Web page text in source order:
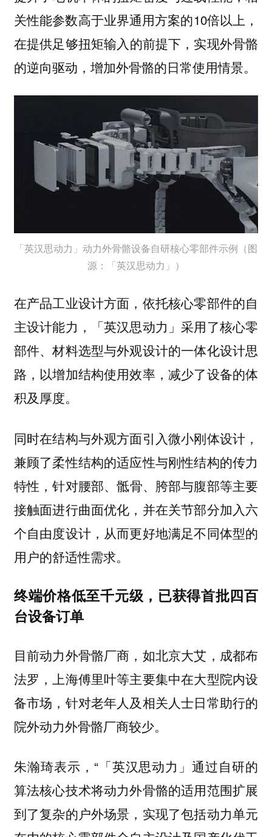
关性能参数高于业界通用方案的10倍以上，
在提供足够扭矩输入的前提下，实现外骨骼
的逆向驱动，增加外骨骼的日常使用情景。
「英汉思动力」动力外骨骼设备自研核心零部件示例（图
源：「英汉思动力」）
在产品工业设计方面，依托核心零部件的自
主设计能力，「英汉思动力」采用了核心零
部件、材料选型与外观设计的一体化设计思
路，以增加结构使用效率，减少了设备的体
积及厚度。
同时在结构与外观方面引入微小刚体设计，
兼顾了柔性结构的适应性与刚性结构的传力
特性，针对腰部、骶骨、胯部与腹部等主要
接触面进行曲面优化， 并在关节部分加入六
个自由度设计，从而更好地满足不同体型的
用户的舒适性需求。
终端价格低至千元级，已获得首批四百
台设备订单
目前动力外骨骼厂商，如北京大艾，成都布
法罗，上海傅里叶等主要集中在大型院内设
备市场，针对老年人及相关人士日常助行的
院外动力外骨骼厂商较少。
朱瀚琦表示，“「英汉思动力」通过自研的
算法核心技术将动力外骨骼的适用范围扩展
到了复杂的户外场景， 实现了包括动力单元